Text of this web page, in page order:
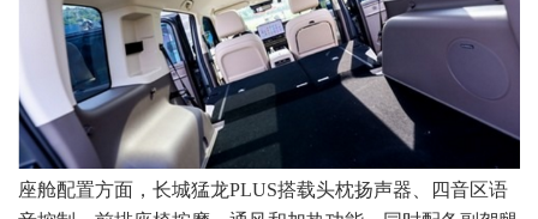
座舱配置方面，长城猛龙PLUS搭载头枕扬声器、四音区语